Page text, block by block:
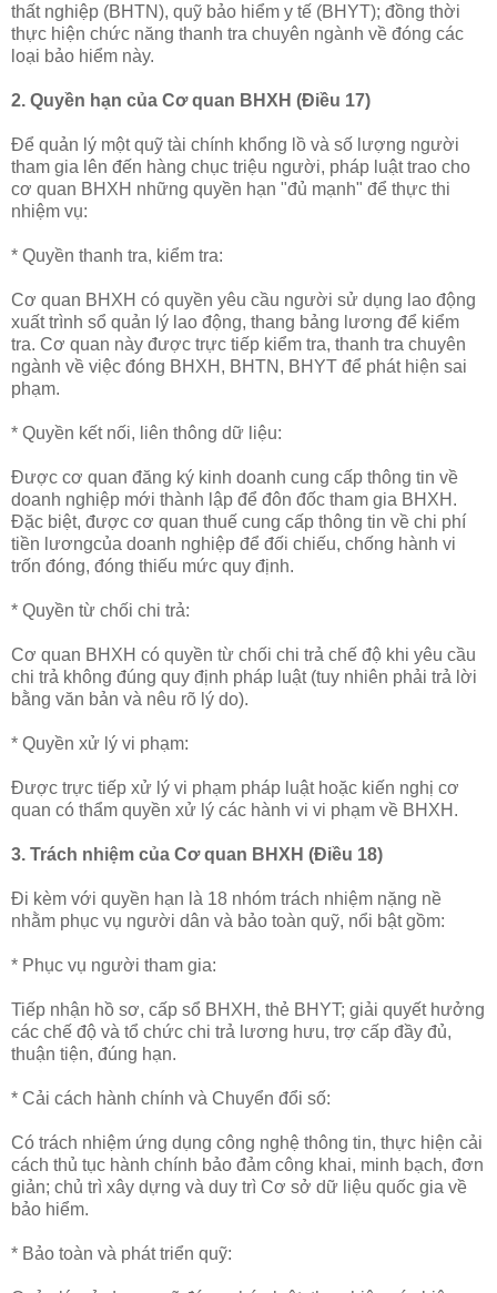
thất nghiệp (BHTN), quỹ bảo hiểm y tế (BHYT); đồng thời
thực hiện chức năng thanh tra chuyên ngành về đóng các
loại bảo hiểm này.
2. Quyền hạn của Cơ quan BHXH (Điều 17)
Để quản lý một quỹ tài chính khổng lồ và số lượng người
tham gia lên đến hàng chục triệu người, pháp luật trao cho
cơ quan BHXH những quyền hạn "đủ mạnh" để thực thi
nhiệm vụ:
* Quyền thanh tra, kiểm tra:
Cơ quan BHXH có quyền yêu cầu người sử dụng lao động
xuất trình sổ quản lý lao động, thang bảng lương để kiểm
tra. Cơ quan này được trực tiếp kiểm tra, thanh tra chuyên
ngành về việc đóng BHXH, BHTN, BHYT để phát hiện sai
phạm.
* Quyền kết nối, liên thông dữ liệu:
Được cơ quan đăng ký kinh doanh cung cấp thông tin về
doanh nghiệp mới thành lập để đôn đốc tham gia BHXH.
Đặc biệt, được cơ quan thuế cung cấp thông tin về chi phí
tiền lươngcủa doanh nghiệp để đối chiếu, chống hành vi
trốn đóng, đóng thiếu mức quy định.
* Quyền từ chối chi trả:
Cơ quan BHXH có quyền từ chối chi trả chế độ khi yêu cầu
chi trả không đúng quy định pháp luật (tuy nhiên phải trả lời
bằng văn bản và nêu rõ lý do).
* Quyền xử lý vi phạm:
Được trực tiếp xử lý vi phạm pháp luật hoặc kiến nghị cơ
quan có thẩm quyền xử lý các hành vi vi phạm về BHXH.
3. Trách nhiệm của Cơ quan BHXH (Điều 18)
Đi kèm với quyền hạn là 18 nhóm trách nhiệm nặng nề
nhằm phục vụ người dân và bảo toàn quỹ, nổi bật gồm:
* Phục vụ người tham gia:
Tiếp nhận hồ sơ, cấp sổ BHXH, thẻ BHYT; giải quyết hưởng
các chế độ và tổ chức chi trả lương hưu, trợ cấp đầy đủ,
thuận tiện, đúng hạn.
* Cải cách hành chính và Chuyển đổi số:
Có trách nhiệm ứng dụng công nghệ thông tin, thực hiện cải
cách thủ tục hành chính bảo đảm công khai, minh bạch, đơn
giản; chủ trì xây dựng và duy trì Cơ sở dữ liệu quốc gia về
bảo hiểm.
* Bảo toàn và phát triển quỹ: